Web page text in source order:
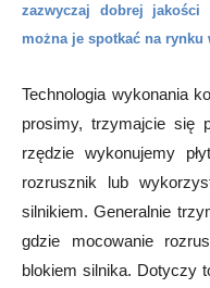
zazwyczaj dobrej
można je spotkać na rynku
Technologia wykonania
prosimy, trzymajcie się
rzędzie wykonujemy
rozrusznik lub
silnikiem. Generalnie
gdzie mocowanie
blokiem silnika. Dotyczy